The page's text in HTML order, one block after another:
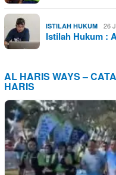
ISTILAH HUKUM 26
Istilah Hukum :
AL HARIS WAYS –
HARIS